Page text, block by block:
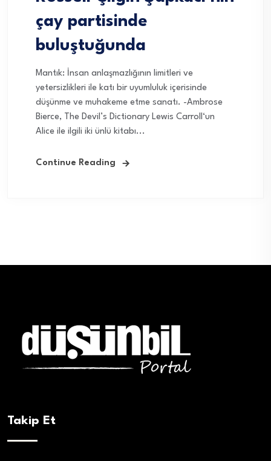
çay partisinde
buluştuğunda
Mantık: İnsan anlaşmazlığının limitleri ve
yetersizlikleri ile katı bir uyumluluk içerisinde
düşünme ve muhakeme etme sanatı. -Ambrose
Bierce, The Devil’s Dictionary Lewis Carroll‘un
Alice ile ilgili iki ünlü kitabı...
Continue Reading
Takip Et